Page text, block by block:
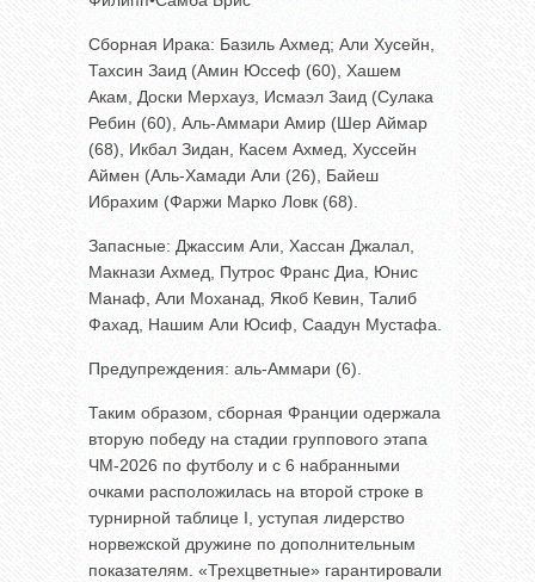
Сборная Ирака: Базиль Ахмед; Али Хусейн,
Тахсин Заид (Амин Юссеф (60), Хашем
Акам, Доски Мерхауз, Исмаэл Заид (Сулака
Ребин (60), Аль-Аммари Амир (Шер Аймар
(68), Икбал Зидан, Касем Ахмед, Хуссейн
Аймен (Аль-Хамади Али (26), Байеш
Ибрахим (Фаржи Марко Ловк (68).
Запасные: Джассим Али, Хассан Джалал,
Макнази Ахмед, Путрос Франс Диа, Юнис
Манаф, Али Моханад, Якоб Кевин, Талиб
Фахад, Нашим Али Юсиф, Саадун Мустафа.
Предупреждения: аль-Аммари (6).
Таким образом, сборная Франции одержала
вторую победу на стадии группового этапа
ЧМ-2026 по футболу и с 6 набранными
очками расположилась на второй строке в
турнирной таблице I, уступая лидерство
норвежской дружине по дополнительным
показателям. «Трехцветные» гарантировали